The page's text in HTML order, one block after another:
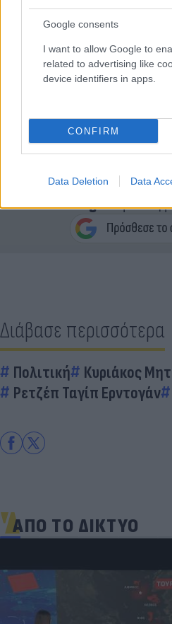
Google consents
I want to allow Google to
related to advertising like
device identifiers in apps.
CONFIRM
Data Deletion Data
σημερινή συνάντησή του
Κυριάκο Μητσοτάκη.
Κάνε κλικ και
Flash.grστην
Διάβασε περισσότερα
Πολιτική
Κυριάκος
Ρετζέπ Ταγίπ Ερντογάν
ΑΠΟ ΤΟ ΔΙΚΤΥΟ